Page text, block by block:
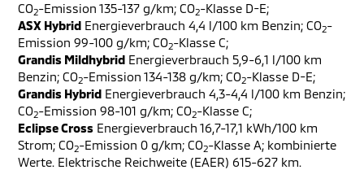
CO2-Emission 135-137 g/km; CO2-Klasse D-E;
ASX Hybrid Energieverbrauch 4,4 l/100 km Benzin; CO2-
Emission 99-100 g/km; CO2-Klasse C;
Grandis Mildhybrid Energieverbrauch 5,9-6,1 l/100 km
Benzin; CO2-Emission 134-138 g/km; CO2-Klasse D-E;
Grandis Hybrid Energieverbrauch 4,3-4,4 l/100 km Benzin;
CO2-Emission 98-101 g/km; CO2-Klasse C;
Eclipse Cross Energieverbrauch 16,7-17,1 kWh/100 km
Strom; CO2-Emission 0 g/km; CO2-Klasse A; kombinierte
Werte. Elektrische Reichweite (EAER) 615-627 km.